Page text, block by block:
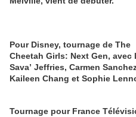
Pour Disney, tournage de The
Cheetah Girls: Next Gen, avec
Sava’ Jeffries, Carmen
Kaileen Chang et Sophie
Tournage pour France